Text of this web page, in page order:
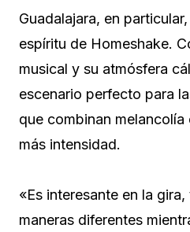
Guadalajara, en
espíritu de Homeshake.
musical y su atmósfera
escenario perfecto para
que combinan
más intensidad.
«Es interesante en la
maneras diferentes